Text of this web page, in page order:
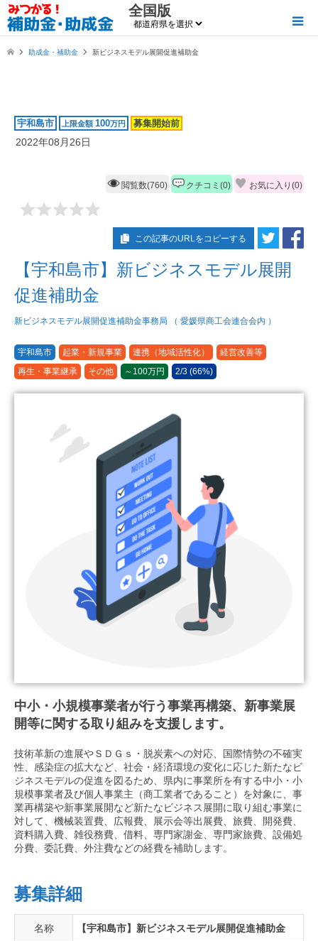
全国版
助成金・補助金 新ビジネスモデル展開促進補助金
宇和島市 上限金額 100万円 募集開始前
2022年08月26日
閲覧数(760) クチコミ(0) お気に入り(0)
この記事のURLをコピーする
【宇和島市】新ビジネスモデル展開
促進補助金
新ビジネスモデル展開促進補助金事務局 （ 愛媛県商工会連合会内 ）
宇和島市 起業・新規事業 連携（地域活性化）
経営改善等
再生・事業継承
その他 ～100万円 2/3 (66%)
中小・小規模事業者が行う事業再構築、新事業展
開等に関する取り組みを支援します。
技術革新の進展やＳＤＧｓ・脱炭素への対応、国際情勢の不確実
性、感染症の拡大など、社会・経済環境の変化に応じた新たなビ
ジネスモデルの促進を図るため、県内に事業所を有する中小・小
規模事業者及び個人事業主（商工業者であること）を対象に、事
業再構築や新事業展開など新たなビジネス展開に取り組む事業に
対して、機械装置費、広報費、展示会等出展費、旅費、開発費、
資料購入費、雑役務費、借料、専門家謝金、専門家旅費、設備処
分費、委託費、外注費などの経費を補助します。
募集詳細
名称 【宇和島市】新ビジネスモデル展開促進補助金